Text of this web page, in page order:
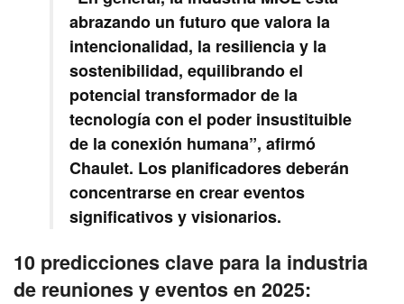
abrazando un futuro que valora la
intencionalidad, la resiliencia y la
sostenibilidad, equilibrando el
potencial transformador de la
tecnología con el poder insustituible
de la conexión humana”, afirmó
Chaulet. Los planificadores deberán
concentrarse en crear eventos
significativos y visionarios.
10 predicciones clave para la industria
de reuniones y eventos en 2025: